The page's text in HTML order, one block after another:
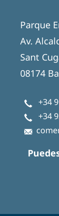
Parque
Av.
Sant
08174
+34
+34